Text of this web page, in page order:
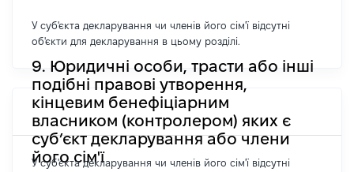
У суб'єкта декларування чи членів його сім'ї відсутні
об'єкти для декларування в цьому розділі.
9. Юридичні особи, трасти або інші
подібні правові утворення,
кінцевим бенефіціарним
власником (контролером) яких є
суб’єкт декларування або члени
його сім'ї
У суб'єкта декларування чи членів його сім'ї відсутні